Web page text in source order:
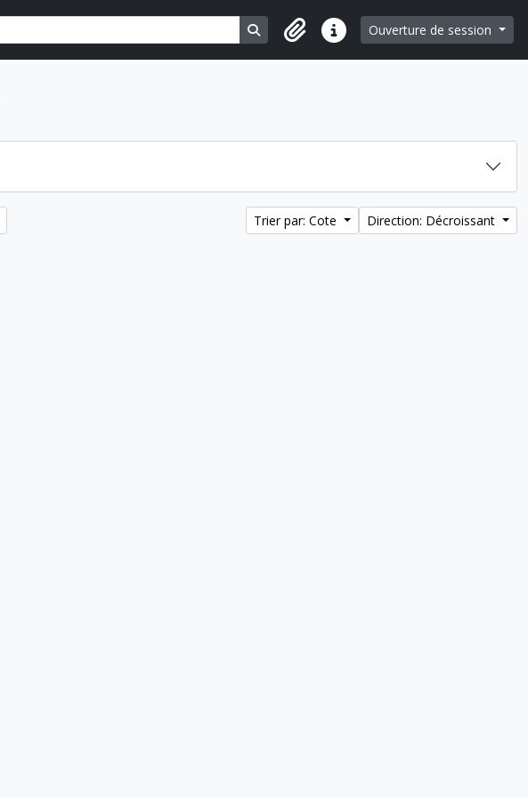
Search in browse page
Liens rapidesOuverture de session
Trier par: Cote Direction: Décroissant